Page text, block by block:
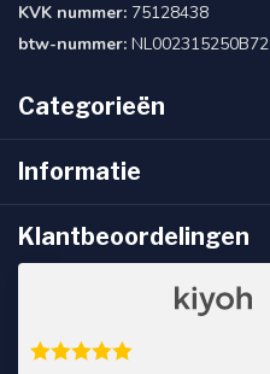
KVK nummer: 75128438
btw-nummer: NL002315250B72
Categorieën
Informatie
Klantbeoordelingen